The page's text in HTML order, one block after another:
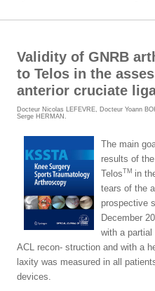
Validity of GNRB
to Telos in the
anterior cruciate
Docteur Nicolas LEFEVRE Docteur Yoann
Serge HERMAN
The main
results of
TelosTM in
tears of the
prospective
December
with a
ACL recon- struction and with a
laxity was measured in all
devices.